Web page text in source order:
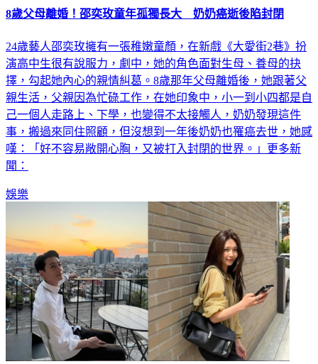
24歲藝人邵奕玫擁有一張稚嫩童顏，在新戲《大愛街2巷》扮
演高中生很有說服力，劇中，她的角色面對生母、養母的抉
擇，勾起她內心的親情糾葛。8歲那年父母離婚後，她跟著父
親生活，父親因為忙碌工作，在她印象中，小一到小四都是自
己一個人走路上、下學，也變得不太接觸人，奶奶發現這件
事，搬過來同住照顧，但沒想到一年後奶奶也罹癌去世，她感
嘆：「好不容易敞開心胸，又被打入封閉的世界。」更多新